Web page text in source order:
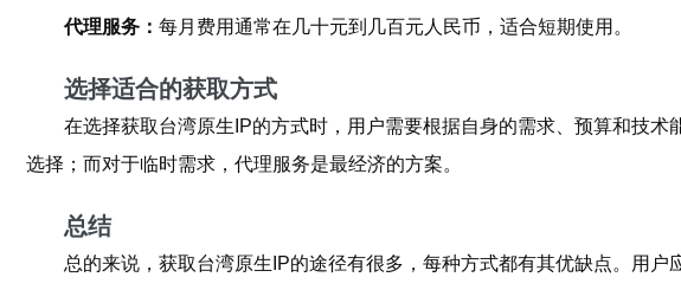
代理服务： 每月费用通常在几十元到几百元人民币，适合短期使用。
选择适合的获取方式
在选择获取台湾原生IP的方式时，用户需要根据自身的需求、预算和技
选择；而对于临时需求，代理服务是最经济的方案。
总结
总的来说，获取台湾原生IP的途径有很多，每种方式都有其优缺点。用